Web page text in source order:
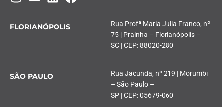
FLORIANÓPOLIS
Rua Profª Maria Julia Franco, nº
75 | Prainha – Florianópolis –
SC | CEP: 88020-280
SÃO PAULO
Rua Jacundá, nº 219 | Morumbi
– São Paulo –
SP | CEP: 05679-060